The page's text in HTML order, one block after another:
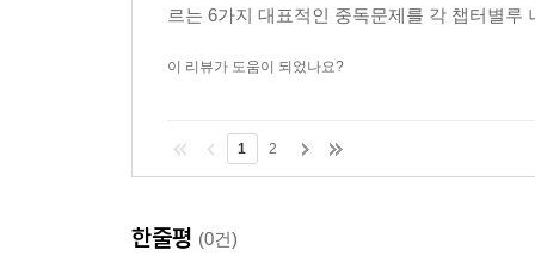
르는 6가지 대표적인 중독문제를 각 챕터별
이 리뷰가 도움이 되었나요?
1 2
한줄평 (0건)